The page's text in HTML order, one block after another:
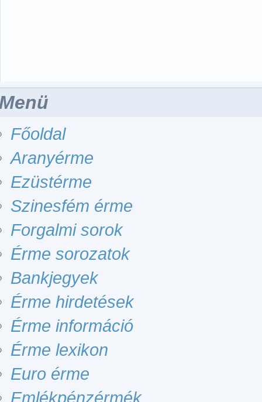
Főoldal
Aranyérme
Ezüstérme
Szinesfém érme
Forgalmi sorok
Érme sorozatok
Bankjegyek
Érme hirdetések
Érme információ
Érme lexikon
Euro érme
Emlékpénzérmék